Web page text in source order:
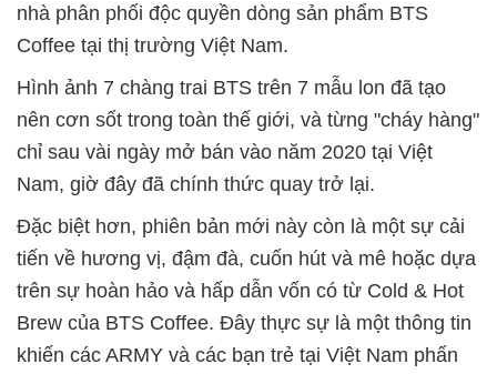
nhà phân phối độc quyền dòng sản phẩm BTS
Coffee tại thị trường Việt Nam.
Hình ảnh 7 chàng trai BTS trên 7 mẫu lon đã tạo
nên cơn sốt trong toàn thế giới, và từng "cháy hàng"
chỉ sau vài ngày mở bán vào năm 2020 tại Việt
Nam, giờ đây đã chính thức quay trở lại.
Đặc biệt hơn, phiên bản mới này còn là một sự cải
tiến về hương vị, đậm đà, cuốn hút và mê hoặc dựa
trên sự hoàn hảo và hấp dẫn vốn có từ Cold & Hot
Brew của BTS Coffee. Đây thực sự là một thông tin
khiến các ARMY và các bạn trẻ tại Việt Nam phấn